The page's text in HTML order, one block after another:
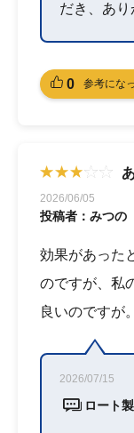
だき、あり
0 参考にな
2026/06/05
投稿者：みつの
効果があった
のですが、私
良いのですが。
ロート
2026/07/15